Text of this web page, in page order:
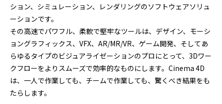
ション、シミュレーション、レンダリングのソフトウェアソリュ
ーションです。
その高速でパワフル、柔軟で堅牢なツールは、デザイン、モーシ
ョングラフィックス、VFX、AR/MR/VR、ゲーム開発、そしてあ
らゆるタイプのビジュアライゼーションのプロにとって、3Dワー
クフローをよりスムーズで効率的なものにします。Cinema 4D
は、一人で作業しても、チームで作業しても、驚くべき結果をも
たらします。